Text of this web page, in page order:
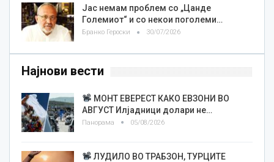
Јас немам проблем со „Цанде
Големиот“ и со некои поголеми…
Бранко Героски 30/07/2026
Најнови вести
МОНТ ЕВЕРЕСТ КАКО ЕВЗОНИ ВО
АВГУСТ Илјадници долари не…
Панорама 05/08/2026
ЛУДИЛО ВО ТРАБЗОН, ТУРЦИТЕ